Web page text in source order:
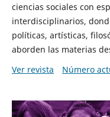
ciencias sociales con
interdisciplinarios,
políticas, artísticas,
aborden las materias
Ver revista
Número